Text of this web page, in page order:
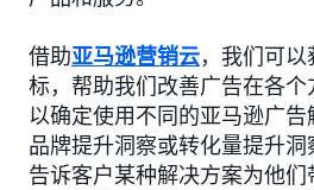
借助亚马逊营销云，我们可
标，帮助我们改善广告在各
以确定使用不同的亚马逊广
品牌提升洞察或转化量提升
告诉客户某种解决方案为他